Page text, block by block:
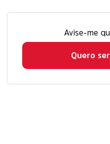
Avise-me
Quero